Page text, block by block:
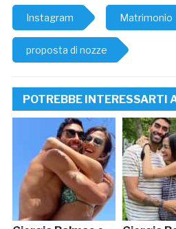
Instagram Matrimonio
proposta di nozze
POTREBBE INTERESSARTI